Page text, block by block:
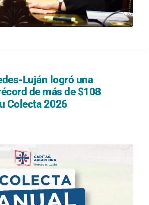
Luján logró una
de más de $108
Colecta 2026